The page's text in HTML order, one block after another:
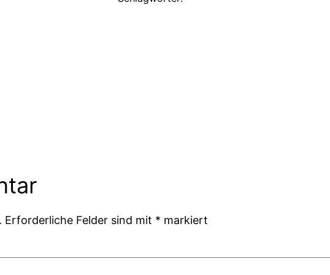
Erforderliche Felder sind mit * markiert